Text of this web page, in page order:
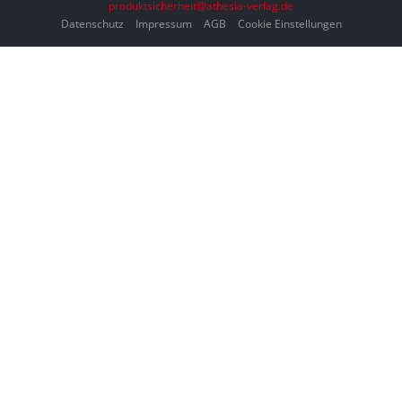
produktsicherheit@athesia-verlag.de
Datenschutz
Impressum AGB Cookie Einstellungen